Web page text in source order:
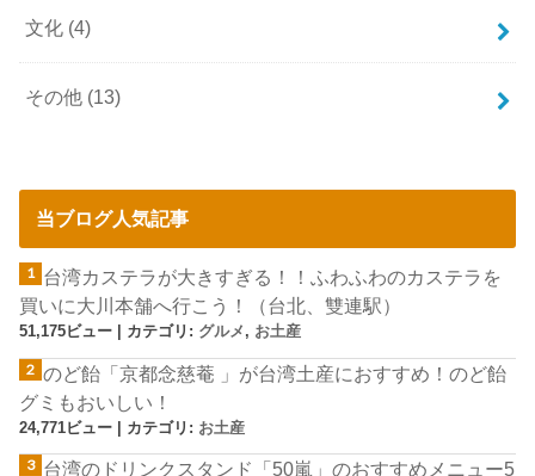
文化 (4)
その他 (13)
当ブログ人気記事
台湾カステラが大きすぎる！！ふわふわのカステラを
買いに大川本舗へ行こう！（台北、雙連駅）
51,175ビュー カテゴリ: グルメ , お土産
のど飴「京都念慈菴 」が台湾土産におすすめ！のど飴
グミもおいしい！
24,771ビュー | カテゴリ: お土産
台湾のドリンクスタンド「50嵐」のおすすめメニュー5